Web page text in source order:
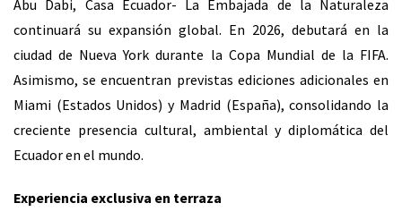
Abu Dabi, Casa Ecuador- La Embajada de la Naturaleza
continuará su expansión global. En 2026, debutará en la
ciudad de Nueva York durante la Copa Mundial de la FIFA.
Asimismo, se encuentran previstas ediciones adicionales en
Miami (Estados Unidos) y Madrid (España), consolidando la
creciente presencia cultural, ambiental y diplomática del
Ecuador en el mundo.
Experiencia exclusiva en terraza